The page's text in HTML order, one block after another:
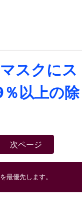
スクにス
以上の除
次ページ
最優先します。